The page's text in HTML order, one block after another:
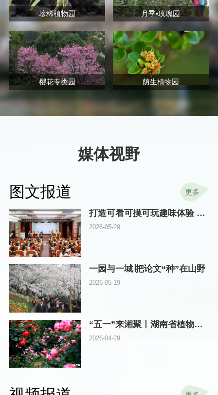
珍稀植物园 月季•玫瑰园
樱花专类园 荫生植物园
媒体视野
图文报道 更多
打造可看可摸可玩趣味体验 湖南林草科技周在省植物园启动
2026-05-29
一园与一城∣把论文“种”在山野
2026-05-19
“五一”来湘聚丨湖南省植物园邀你探秘“真假”玫瑰，畅游浪漫花海
2026-04-29